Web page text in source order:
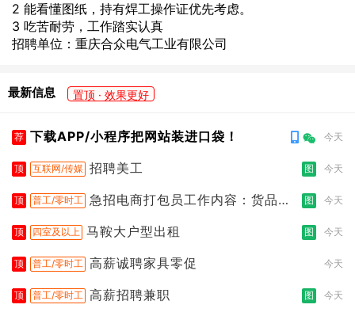
2 能看懂图纸，持有焊工操作证优先考虑。
3 吃苦耐劳，工作踏实认真
招聘单位：重庆合众电气工业有限公司
最新信息 置顶 · 效果更好
荐 下载APP/小程序把网站装进口袋！ 今天
顶 互联网/传媒 招聘美工 图 今天
顶 普工/零时工 急招电商打包员工作内容：货品分
图 今天
顶 四室及以上 马鞍大户型出租 图 今天
顶 普工/零时工 高薪诚聘家具零促 今天
顶 普工/零时工 高薪招聘兼职 图 今天